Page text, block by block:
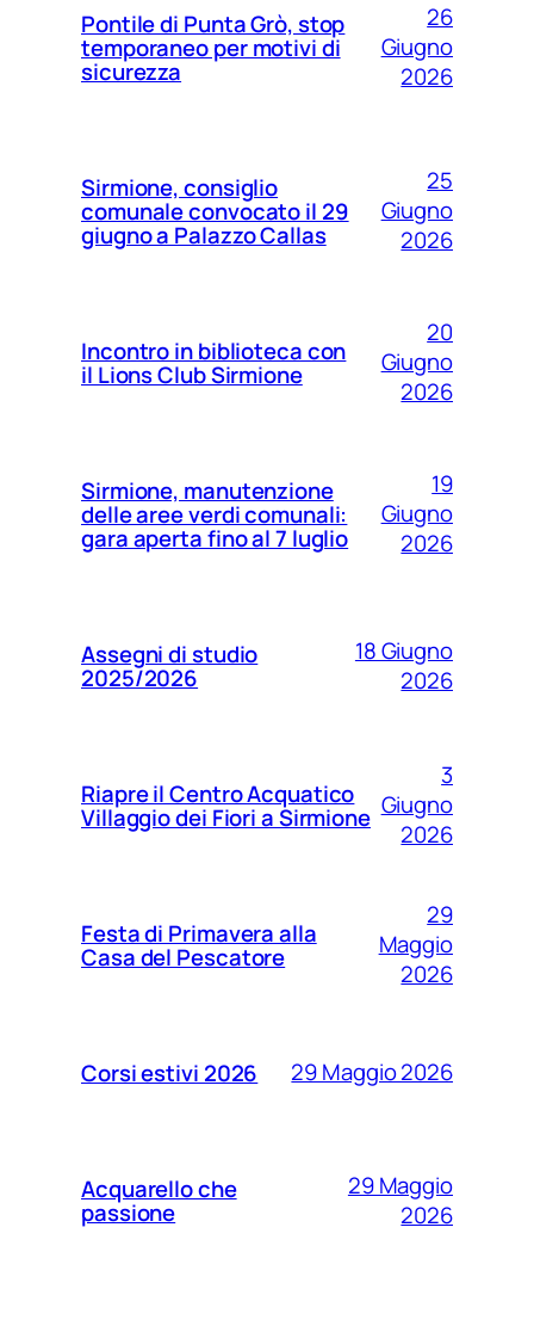
Pontile di Punta Grò, stop
temporaneo per motivi di
sicurezza
26
Giugno
2026
Sirmione, consiglio
comunale convocato il 29
giugno a Palazzo Callas
25
Giugno
2026
Incontro in biblioteca con
il Lions Club Sirmione
20
Giugno
2026
Sirmione, manutenzione
delle aree verdi comunali:
gara aperta fino al 7 luglio
19
Giugno
2026
Assegni di studio
2025/2026
18 Giugno
2026
Riapre il Centro Acquatico
Villaggio dei Fiori a Sirmione
3
Giugno
2026
Festa di Primavera alla
Casa del Pescatore
29
Maggio
2026
Corsi estivi 2026 29 Maggio 2026
Acquarello che
passione
29 Maggio
2026